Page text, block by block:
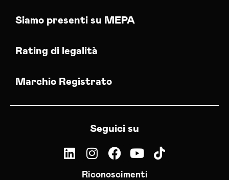
Siamo presenti su MEPA
Rating di legalità
Marchio Registrato
Seguici su
Riconoscimenti